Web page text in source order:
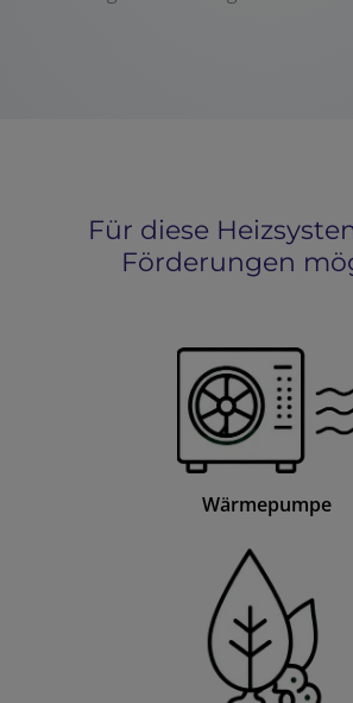
Für diese
Förderungen
Wärmepumpe